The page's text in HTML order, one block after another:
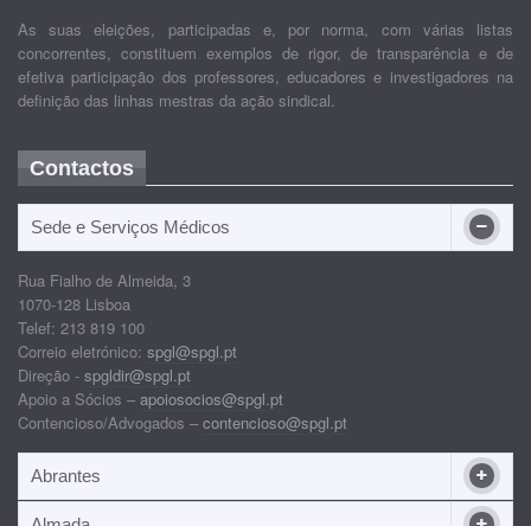
As suas eleições, participadas e, por norma, com várias listas
concorrentes, constituem exemplos de rigor, de transparência e de
efetiva participação dos professores, educadores e investigadores na
definição das linhas mestras da ação sindical.
Contactos
Sede e Serviços Médicos
Rua Fialho de Almeida, 3
1070-128 Lisboa
Telef: 213 819 100
Correio eletrónico: spgl@spgl.pt
Direção - spgldir@spgl.pt
Apoio a Sócios – apoiosocios@spgl.pt
Contencioso/Advogados – contencioso@spgl.pt
Abrantes